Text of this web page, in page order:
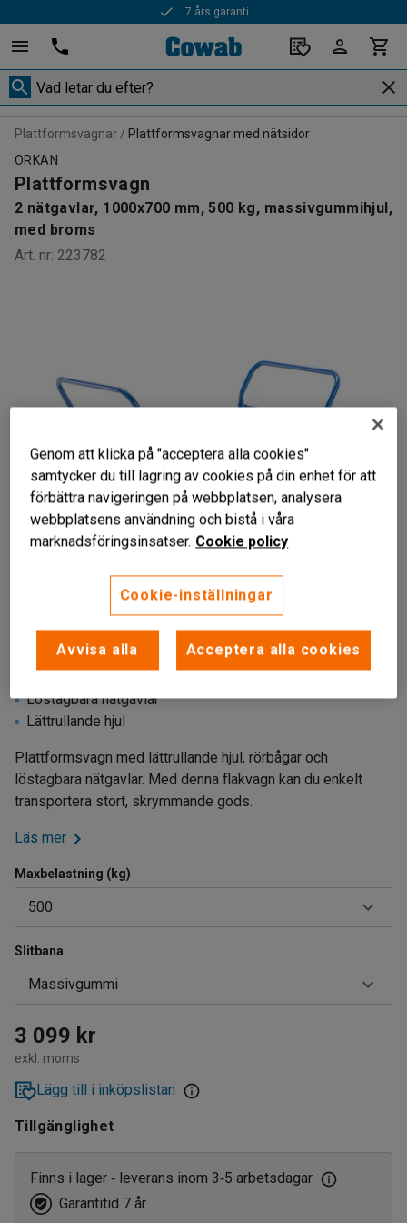
7 års garanti
Plattformsvagnar
Plattformsvagnar med nätsidor
ORKAN
Plattformsvagn
2 nätgavlar, 1000x700 mm, 500 kg, massivgummihjul,
med broms
Art. nr: 223782
Liknande produkter
Löstagbara nätgavlar
Lättrullande hjul
Plattformsvagn med lättrullande hjul, rörbågar och
löstagbara nätgavlar. Med denna flakvagn kan du enkelt
transportera stort, skrymmande gods.
Läs mer
Maxbelastning (kg)
500
500
1000
Slitbana
Massivgummi
Elastiskt gummi
Massivgummi
3 099 kr
exkl. moms
Lägg till i inköpslistan
Tillgänglighet
Finns i lager ‑ leverans inom 3‑5 arbetsdagar
Garantitid 7 år
Genom att klicka på "acceptera alla cookies"
samtycker du till lagring av cookies på din enhet för att
förbättra navigeringen på webbplatsen, analysera
webbplatsens användning och bistå i våra
marknadsföringsinsatser. Cookie policy
Cookie-inställningar
Avvisa alla Acceptera alla cookies